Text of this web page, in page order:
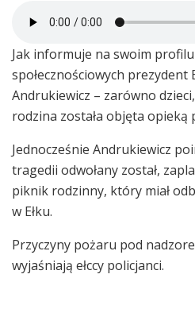
Jak informuje na swoim
społecznościowych prezydent
Andrukiewicz – zarówno
rodzina została objęta opieką
Jednocześnie Andrukiewicz
tragedii odwołany został,
piknik rodzinny, który miał
w Ełku.
Przyczyny pożaru pod
wyjaśniają ełccy policjanci.